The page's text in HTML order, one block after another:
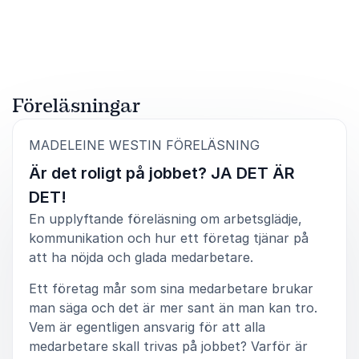
Athina Pehrman
Föreläsningar
MADELEINE WESTIN FÖRELÄSNING
Är det roligt på jobbet? JA DET ÄR
DET!
En upplyftande föreläsning om arbetsglädje,
kommunikation och hur ett företag tjänar på
att ha nöjda och glada medarbetare.
Ett företag mår som sina medarbetare brukar
man säga och det är mer sant än man kan tro.
Vem är egentligen ansvarig för att alla
medarbetare skall trivas på jobbet? Varför är